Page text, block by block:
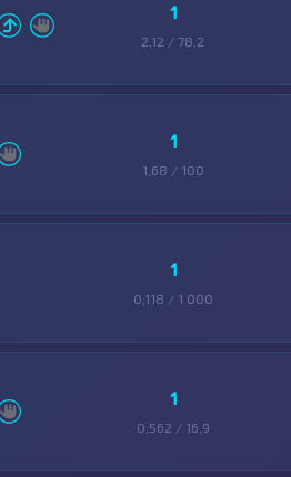
1
2,12 / 78,2
1
1,68 / 100
1
0,118 / 1 000
1
0,562 / 16,9